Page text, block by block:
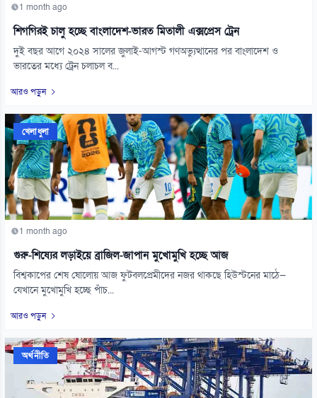
1 month ago
শিগগিরই চালু হচ্ছে বাংলাদেশ-ভারত মিতালী এক্সপ্রেস ট্রেন
দুই বছর আগে ২০২৪ সালের জুলাই-আগস্ট গণঅভ্যুত্থানের পর বাংলাদেশ ও
ভারতের মধ্যে ট্রেন চলাচল ব...
আরও পড়ুন
খেলাধুলা
1 month ago
গুরু-শিষ্যের লড়াইয়ে ব্রাজিল-জাপান মুখোমুখি হচ্ছে আজ
বিশ্বকাপের শেষ ষোলোয় আজ ফুটবলপ্রেমীদের নজর থাকছে হিউস্টনের মাঠে—
যেখানে মুখোমুখি হচ্ছে পাঁচ...
আরও পড়ুন
অর্থনীতি